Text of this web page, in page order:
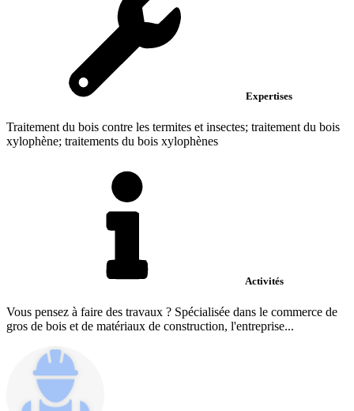
Expertises
Traitement du bois contre les termites et insectes; traitement du bois
xylophène; traitements du bois xylophènes
Activités
Vous pensez à faire des travaux ? Spécialisée dans le commerce de
gros de bois et de matériaux de construction, l'entreprise...